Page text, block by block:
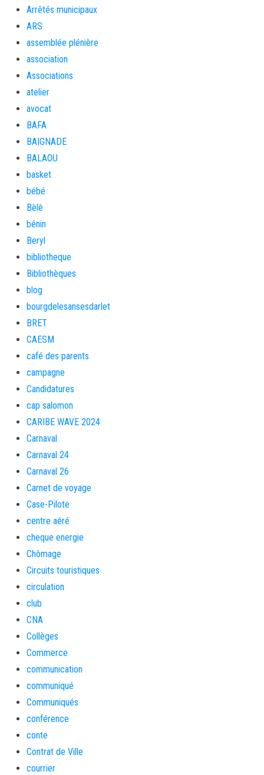
Arrêtés municipaux
ARS
assemblée plénière
association
Associations
atelier
avocat
BAFA
BAIGNADE
BALAOU
basket
bébé
Bèlè
bénin
Beryl
bibliotheque
Bibliothèques
blog
bourgdelesansesdarlet
BRET
CAESM
café des parents
campagne
Candidatures
cap salomon
CARIBE WAVE 2024
Carnaval
Carnaval 24
Carnaval 26
Carnet de voyage
Case-Pilote
centre aéré
cheque energie
Chômage
Circuits touristiques
circulation
club
CNA
Collèges
Commerce
communication
communiqué
Communiqués
conférence
conte
Contrat de Ville
courrier